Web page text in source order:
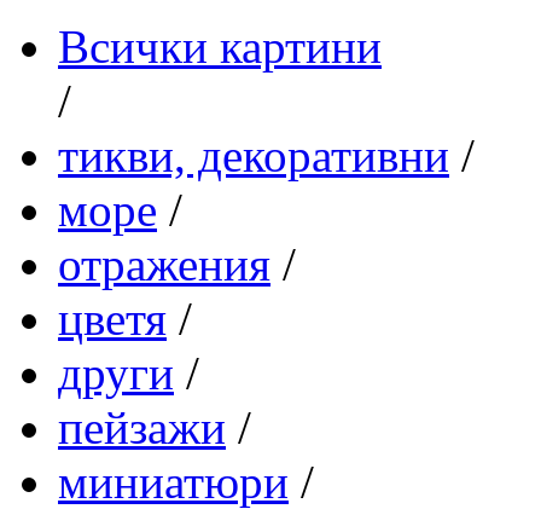
Всички картини
/
тикви, декоративни /
море /
отражения /
цветя /
други /
пейзажи /
миниатюри /